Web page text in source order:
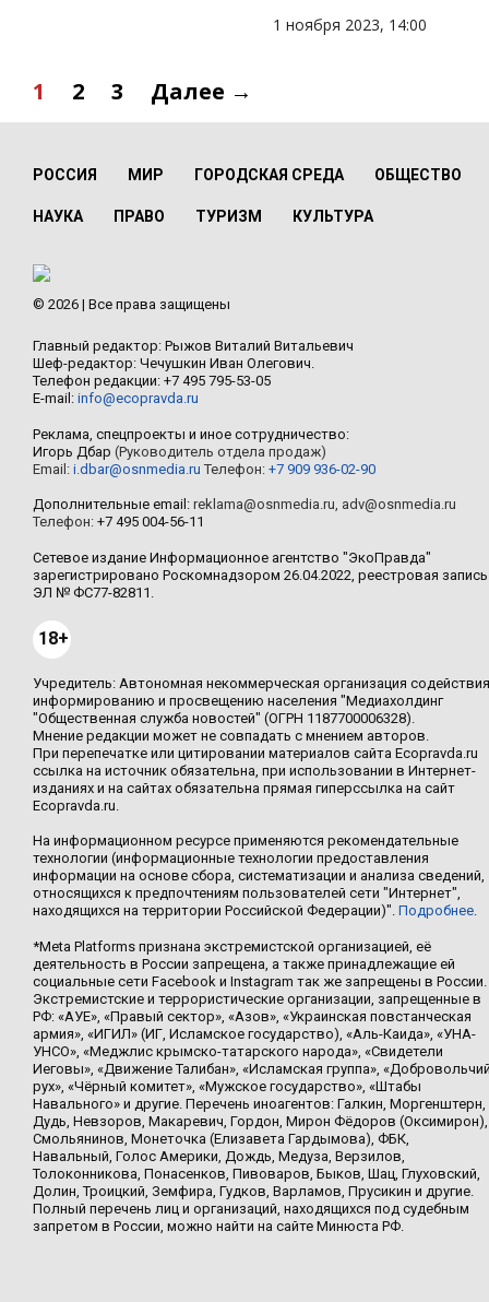
1 ноября 2023, 14:00
1 2 3 Далее →
РОССИЯ МИР ГОРОДСКАЯ СРЕДА ОБЩЕСТВО
НАУКА ПРАВО ТУРИЗМ КУЛЬТУРА
© 2026 | Все права защищены
Главный редактор: Рыжов Виталий Витальевич
Шеф-редактор: Чечушкин Иван Олегович.
Телефон редакции: +7 495 795-53-05
E-mail: info@ecopravda.ru
Реклама, спецпроекты и иное сотрудничество:
Игорь Дбар (Руководитель отдела продаж)
Email: i.dbar@osnmedia.ru Телефон: +7 909 936-02-90
Дополнительные email: reklama@osnmedia.ru, adv@osnmedia.ru
Телефон: +7 495 004-56-11
Сетевое издание Информационное агентство "ЭкоПравда"
зарегистрировано Роскомнадзором 26.04.2022, реестровая запись
ЭЛ № ФС77-82811.
18+
Учредитель: Автономная некоммерческая организация содействия
информированию и просвещению населения "Медиахолдинг
"Общественная служба новостей" (ОГРН 1187700006328).
Мнение редакции может не совпадать с мнением авторов.
При перепечатке или цитировании материалов сайта Ecopravda.ru
ссылка на источник обязательна, при использовании в Интернет-
изданиях и на сайтах обязательна прямая гиперссылка на сайт
Ecopravda.ru.
На информационном ресурсе применяются рекомендательные
технологии (информационные технологии предоставления
информации на основе сбора, систематизации и анализа сведений,
относящихся к предпочтениям пользователей сети "Интернет",
находящихся на территории Российской Федерации)". Подробнее.
*Meta Platforms признана экстремистской организацией, её
деятельность в России запрещена, а также принадлежащие ей
социальные сети Facebook и Instagram так же запрещены в России.
Экстремистские и террористические организации, запрещенные в
РФ: «АУЕ», «Правый сектор», «Азов», «Украинская повстанческая
армия», «ИГИЛ» (ИГ, Исламское государство), «Аль-Каида», «УНА-
УНСО», «Меджлис крымско-татарского народа», «Свидетели
Иеговы», «Движение Талибан», «Исламская группа»,
рух», «Чёрный комитет», «Мужское государство», «Штабы
Навального» и другие. Перечень иноагентов: Галкин, Моргенштерн,
Дудь, Невзоров, Макаревич, Гордон, Мирон Фёдоров (Оксимирон),
Смольянинов, Монеточка (Елизавета Гардымова), ФБК,
Навальный, Голос Америки, Дождь, Медуза, Верзилов,
Толоконникова, Понасенков, Пивоваров, Быков, Шац, Глуховский,
Долин, Троицкий, Земфира, Гудков, Варламов, Прусикин и другие.
Полный перечень лиц и организаций, находящихся под судебным
запретом в России, можно найти на сайте Минюста РФ.